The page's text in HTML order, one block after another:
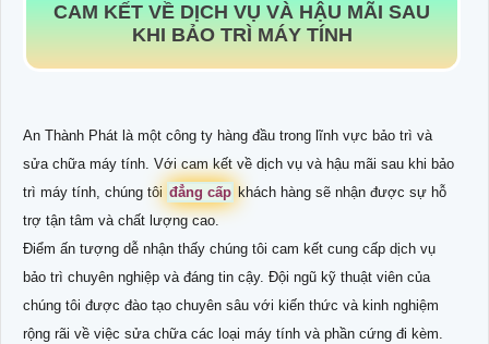
CAM KẾT VỀ DỊCH VỤ VÀ HẬU MÃI SAU
KHI BẢO TRÌ MÁY TÍNH
An Thành Phát là một công ty hàng đầu trong lĩnh vực bảo trì và
sửa chữa máy tính. Với cam kết về dịch vụ và hậu mãi sau khi bảo
trì máy tính, chúng tôi đẳng cấp khách hàng sẽ nhận được sự hỗ
trợ tận tâm và chất lượng cao.
Điểm ấn tượng dễ nhận thấy chúng tôi cam kết cung cấp dịch vụ
bảo trì chuyên nghiệp và đáng tin cậy. Đội ngũ kỹ thuật viên của
chúng tôi được đào tạo chuyên sâu với kiến thức và kinh nghiệm
rộng rãi về việc sửa chữa các loại máy tính và phần cứng đi kèm.